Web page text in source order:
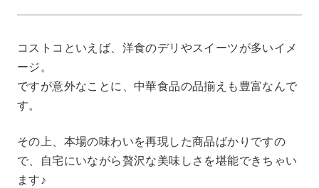
コストコといえば、洋食のデリやスイーツが多いイメ
ージ。
ですが意外なことに、中華食品の品揃えも豊富なんで
す。
その上、本場の味わいを再現した商品ばかりですの
で、自宅にいながら贅沢な美味しさを堪能できちゃい
ます♪